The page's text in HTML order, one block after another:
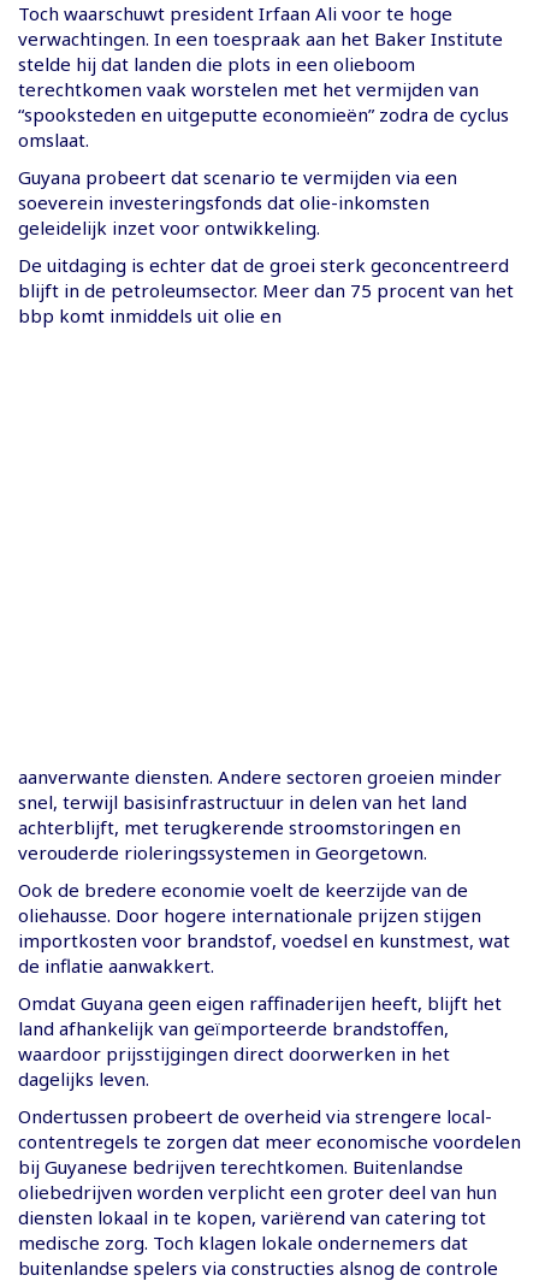
Toch waarschuwt president Irfaan Ali voor te hoge
verwachtingen. In een toespraak aan het Baker Institute
stelde hij dat landen die plots in een olieboom
terechtkomen vaak worstelen met het vermijden van
“spooksteden en uitgeputte economieën” zodra de cyclus
omslaat.
Guyana probeert dat scenario te vermijden via een
soeverein investeringsfonds dat olie-inkomsten
geleidelijk inzet voor ontwikkeling.
De uitdaging is echter dat de groei sterk geconcentreerd
blijft in de petroleumsector. Meer dan 75 procent van het
bbp komt inmiddels uit olie en
aanverwante diensten. Andere sectoren groeien minder
snel, terwijl basisinfrastructuur in delen van het land
achterblijft, met terugkerende stroomstoringen en
verouderde rioleringssystemen in Georgetown.
Ook de bredere economie voelt de keerzijde van de
oliehausse. Door hogere internationale prijzen stijgen
importkosten voor brandstof, voedsel en kunstmest, wat
de inflatie aanwakkert.
Omdat Guyana geen eigen raffinaderijen heeft, blijft het
land afhankelijk van geïmporteerde brandstoffen,
waardoor prijsstijgingen direct doorwerken in het
dagelijks leven.
Ondertussen probeert de overheid via strengere local-
contentregels te zorgen dat meer economische voordelen
bij Guyanese bedrijven terechtkomen. Buitenlandse
oliebedrijven worden verplicht een groter deel van hun
diensten lokaal in te kopen, variërend van catering tot
medische zorg. Toch klagen lokale ondernemers dat
buitenlandse spelers via constructies alsnog de controle